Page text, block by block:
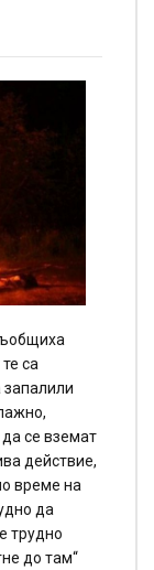
са
се вземат
действие,
време на
да
трудно
до там“